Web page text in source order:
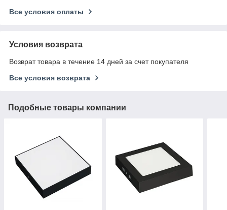
Все условия оплаты
Условия возврата
Возврат товара в течение 14 дней за счет покупателя
Все условия возврата
Подобные товары компании